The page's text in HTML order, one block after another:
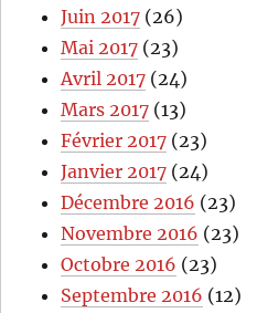
Juin 2017 (26)
Mai 2017 (23)
Avril 2017 (24)
Mars 2017 (13)
Février 2017 (23)
Janvier 2017 (24)
Décembre 2016 (23)
Novembre 2016 (23)
Octobre 2016 (23)
Septembre 2016 (12)